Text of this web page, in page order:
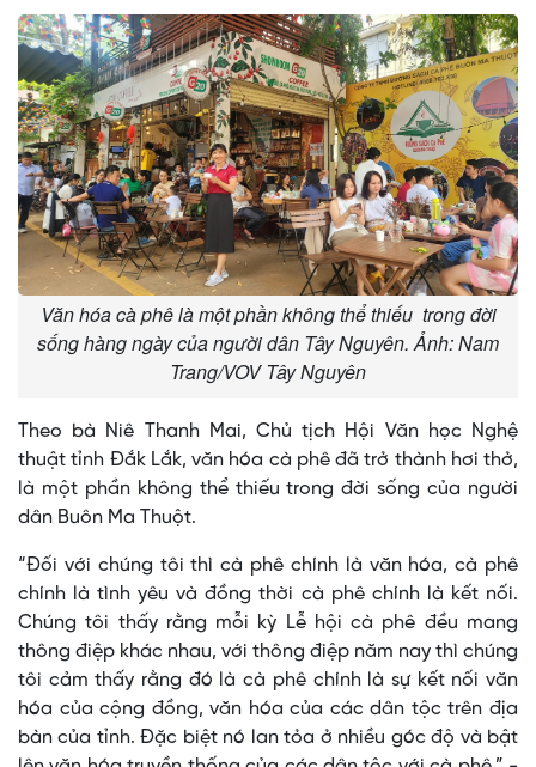
Văn hóa cà phê là một phần không thể thiếu trong đời
sống hàng ngày của người dân Tây Nguyên. Ảnh: Nam
Trang/VOV Tây Nguyên
Theo bà Niê Thanh Mai, Chủ tịch Hội Văn học Nghệ
thuật tỉnh Đắk Lắk, văn hóa cà phê đã trở thành hơi thở,
là một phần không thể thiếu trong đời sống của người
dân Buôn Ma Thuột.
“Đối với chúng tôi thì cà phê chính là văn hóa, cà phê
chính là tình yêu và đồng thời cà phê chính là kết nối.
Chúng tôi thấy rằng mỗi kỳ Lễ hội cà phê đều mang
thông điệp khác nhau, với thông điệp năm nay thì chúng
tôi cảm thấy rằng đó là cà phê chính là sự kết nối văn
hóa của cộng đồng, văn hóa của các dân tộc trên địa
bàn của tỉnh. Đặc biệt nó lan tỏa ở nhiều góc độ và bật